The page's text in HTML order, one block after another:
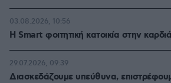
Η Smart φοιτητική κατοικία στην
03.08.2026, 10:56
Διασκεδάζουμε υπεύθυνα,
29.07.2026, 09:39